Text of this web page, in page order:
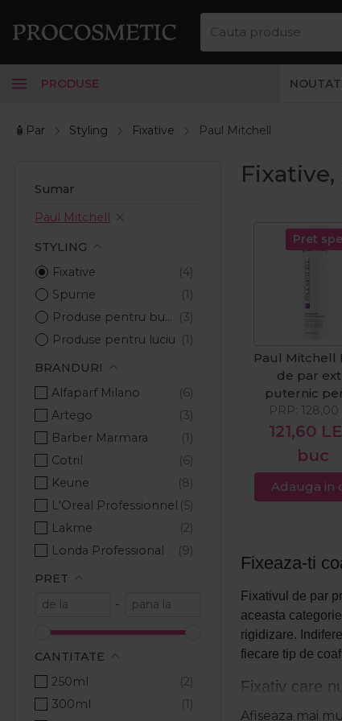
PRODUSE
🧴Par Styling Fixative Paul Mitchell
Sumar
Paul Mitchell
STYLING
Fixative
Spume
Produse pentru bucle
Produse pentru luciu
BRANDURI
Alfaparf Milano
Artego
Barber Marmara
Cotril
Keune
L'Oreal Professionnel
Lakme
Londa Professional
Milkshake
Ronney Professional
The Shave Factory
PRET
-
CANTITATE
250ml
300ml
Pret
Paul Mitchell
de par
puternic
volum Extra
Firm
121,60
buc
PRP: 128,00
Adauga in
Fixeaza-ti
Fixativul de par
aceasta
rigidizare.
fiecare tip de
Fixativ care
Afiseaza mai